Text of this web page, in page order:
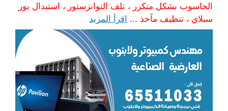
الحاسوب بشكل متكرر ، تلف التوانزستور ، استبدال بور
سبلاي ، تنظيف مآخذ ... اقرأ المزيد